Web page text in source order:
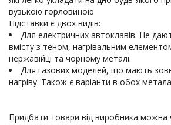
вузькою горловиною
Підставки є двох видів:
Для електричних автоклавів. Не
вмісту з теном, нагрівальним
нержавійці та чорному металі.
Для газових моделей, що мають
нагріву. Також є варіанти в обох
Придбати товари від виробника